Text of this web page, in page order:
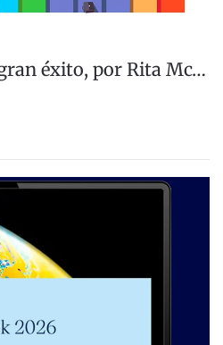
éxito, por Rita Mc…